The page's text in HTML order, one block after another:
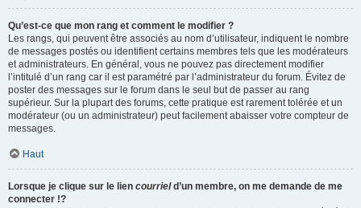
Qu’est-ce que mon rang et comment le modifier ?
Les rangs, qui peuvent être associés au nom d’utilisateur, indiquent le nombre
de messages postés ou identifient certains membres tels que les modérateurs
et administrateurs. En général, vous ne pouvez pas directement modifier
l’intitulé d’un rang car il est paramétré par l’administrateur du forum. Évitez de
poster des messages sur le forum dans le seul but de passer au rang
supérieur. Sur la plupart des forums, cette pratique est rarement tolérée et un
modérateur (ou un administrateur) peut facilement abaisser votre compteur de
messages.
Haut
Lorsque je clique sur le lien courrield’un membre, on me demande de me
connecter !?